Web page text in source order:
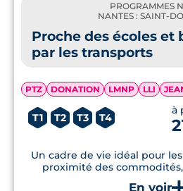
PROGRAMMES
NANTES : SAINT-
Proche des écoles et
par les transports
PTZ DONATION LMNP LLI
T1 T2 T3 T4
à
Un cadre de vie idéal pour
proximité des
espaces